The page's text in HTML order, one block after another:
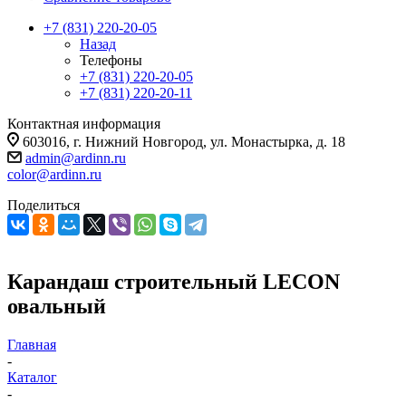
+7 (831) 220-20-05
Назад
Телефоны
+7 (831) 220-20-05
+7 (831) 220-20-11
Контактная информация
603016, г. Нижний Новгород, ул. Монастырка, д. 18
admin@ardinn.ru
color@ardinn.ru
Поделиться
Карандаш строительный LECON
овальный
Главная
-
Каталог
-